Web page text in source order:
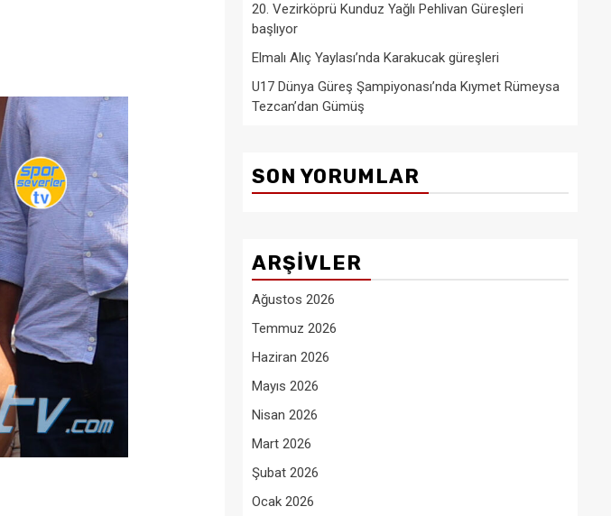
20. Vezirköprü Kunduz Yağlı Pehlivan Güreşleri
başlıyor
Elmalı Alıç Yaylası’nda Karakucak güreşleri
U17 Dünya Güreş Şampiyonası’nda Kıymet Rümeysa
Tezcan’dan Gümüş
SON YORUMLAR
ARŞIVLER
Ağustos 2026
Temmuz 2026
Haziran 2026
Mayıs 2026
Nisan 2026
Mart 2026
Şubat 2026
Ocak 2026